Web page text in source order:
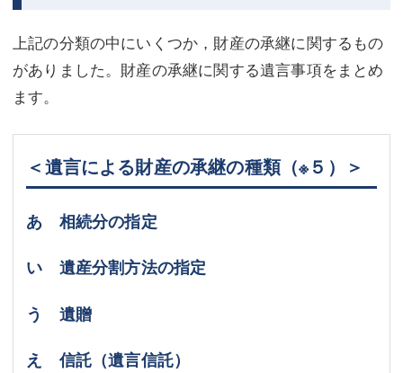
上記の分類の中にいくつか，財産の承継に関するもの
がありました。財産の承継に関する遺言事項をまとめ
ます。
＜遺言による財産の承継の種類（※５） ＞
あ 相続分の指定
い 遺産分割方法の指定
う 遺贈
え 信託（遺言信託）